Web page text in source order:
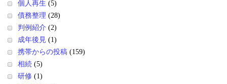
個人再生 (5)
債務整理 (28)
判例紹介 (2)
成年後見 (1)
携帯からの投稿 (159)
相続 (5)
研修 (1)